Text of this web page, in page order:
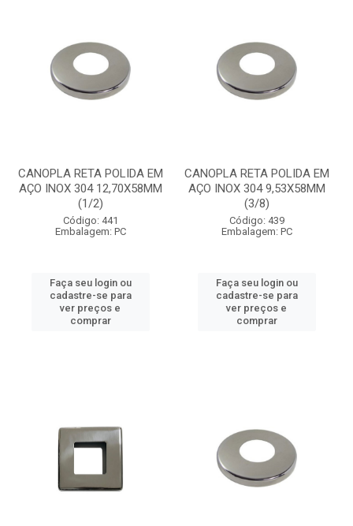
CANOPLA RETA POLIDA EM
AÇO INOX 304 12,70X58MM
(1/2)
Código: 441
Embalagem: PC
Faça seu login ou
cadastre-se para
ver preços e
comprar
CANOPLA RETA POLIDA EM
AÇO INOX 304 9,53X58MM
(3/8)
Código: 439
Embalagem: PC
Faça seu login ou
cadastre-se para
ver preços e
comprar